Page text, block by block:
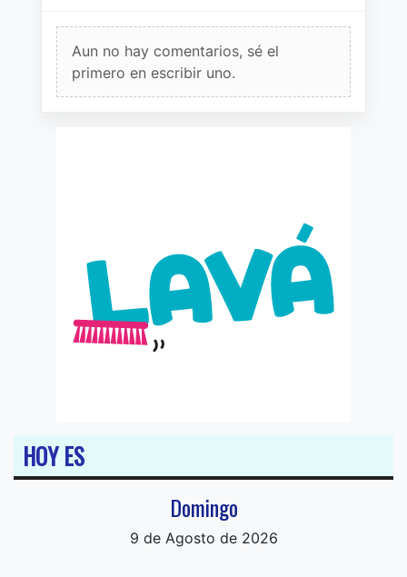
Aun no hay comentarios, sé el
primero en escribir uno.
HOY ES
Domingo
9 de Agosto de 2026